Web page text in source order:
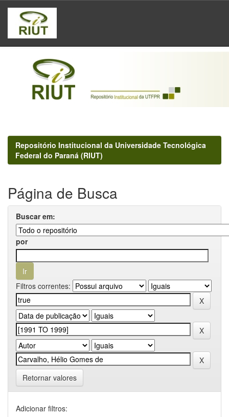
Skip
navigation
Repositório Institucional da Universidade Tecnológica
Federal do Paraná (RIUT)
Página de Busca
Buscar em:
por
Filtros correntes:
Retornar valores
Adicionar filtros: